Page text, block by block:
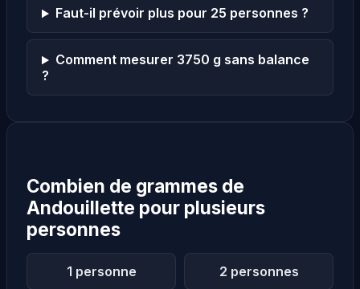
Faut-il prévoir plus pour 25 personnes ?
Comment mesurer 3750 g sans balance
?
Combien de grammes de
Andouillette pour plusieurs
personnes
1 personne 2 personnes